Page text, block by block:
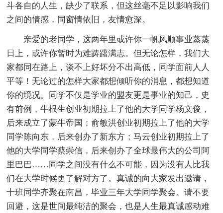
斗各自的人生，缺少了联系，但这丝毫不足以影响我们
之间的情感，同窗情依旧，友情愈深。
亲爱的老同学，这两年里或许你一帆风顺事业蒸蒸
日上，或许你暂时为难踌躇满志。但无论怎样，我们大
家都同在路上，谈不上好坏分不出高低，同学面前人人
平等！无论过的怎样大家都想倾听你的消息，都想知道
你的境况。同学不仅是学业的盟友更是事业的知己，史
有前例，牛根生创业初期拉上了他的大学同学杨文俊，
后来成立了蒙牛帝国；俞敏洪创业初期拉上了他的大学
同学陈向东，后来创办了新东方；马云创业初期拉上了
他的大学同学蔡崇信，后来创办了全球最伟大的公司阿
里巴巴……同学之间没有什么不可能，因为没有人比我
们在大学时候更了解对方了。真诚的向大家发出邀请，
十班同学齐聚在南昌，毕业三年大学同学聚会。请不要
回避，这是世间最纯洁的聚会，也是人生最真诚感动难